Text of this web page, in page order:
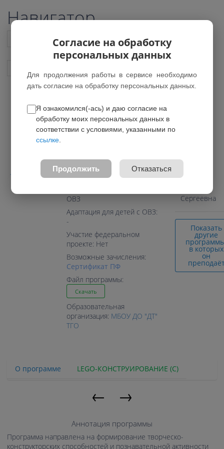
Навигатор
Список всех программ
Lego-конструирование
Направление: Техническое
Программа предназначена
ОВЗ
Адаптация для детей с ОВЗ:
-
Участие федеральном
проекте: Нет
Возможные зачисления:
Cертификат ПФ
Файл программы:
Скачать
Образовательная
организация: МБОУ ДО "ДТ"
ТГО
Сергеевна
Показать
другие
в которых
он
О программе LEGO-КОНСТРУИРОВАНИЕ (С)
← →
Аннотация программы
Программа направлена на формирование творческо-
конструкторских способностей и познавательной активности
Согласие на обработку
персональных данных
Для продолжения работы в сервисе необходимо
дать согласие на обработку персональных данных.
Я ознакомился(-ась) и даю согласие на
обработку моих персональных данных в
соответствии с условиями, указанными по
ссылке
Продолжить Отказаться